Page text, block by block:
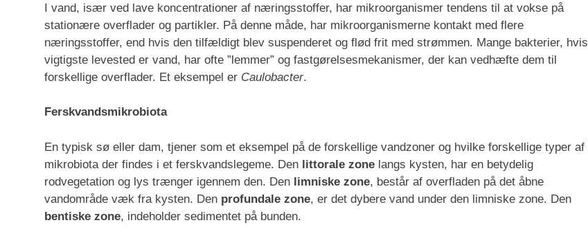
I vand, især ved lave koncentrationer af næringsstoffer, har mikroorganismer tendens til at vokse på
stationære overflader og partikler. På denne måde, har mikroorganismerne kontakt med flere
næringsstoffer, end hvis den tilfældigt blev suspenderet og flød frit med strømmen. Mange bakterier, hvis
vigtigste levested er vand, har ofte ”lemmer” og fastgørelsesmekanismer, der kan vedhæfte dem til
forskellige overflader. Et eksempel er Caulobacter.
Ferskvandsmikrobiota
En typisk sø eller dam, tjener som et eksempel på de forskellige vandzoner og hvilke forskellige typer af
mikrobiota der findes i et ferskvandslegeme. Den littorale zone langs kysten, har en betydelig
rodvegetation og lys trænger igennem den. Den limniske zone, består af overfladen på det åbne
vandområde væk fra kysten. Den profundale zone, er det dybere vand under den limniske zone. Den
bentiske zone, indeholder sedimentet på bunden.